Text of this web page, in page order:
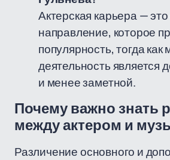
Актерская карьера —
направление, которое
популярность, тогда как
деятельность является
и менее заметной.
Почему важно знать
между актером и
Различение основного и